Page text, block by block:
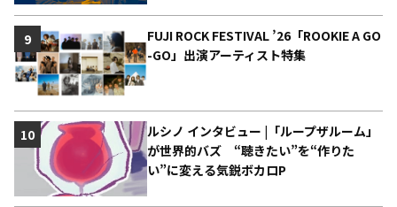
FUJI ROCK FESTIVAL ’26「ROOKIE A GO
-GO」出演アーティスト特集
9
ルシノ インタビュー |「ループザルーム」
が世界的バズ “聴きたい”を“作りた
い”に変える気鋭ボカロP
10